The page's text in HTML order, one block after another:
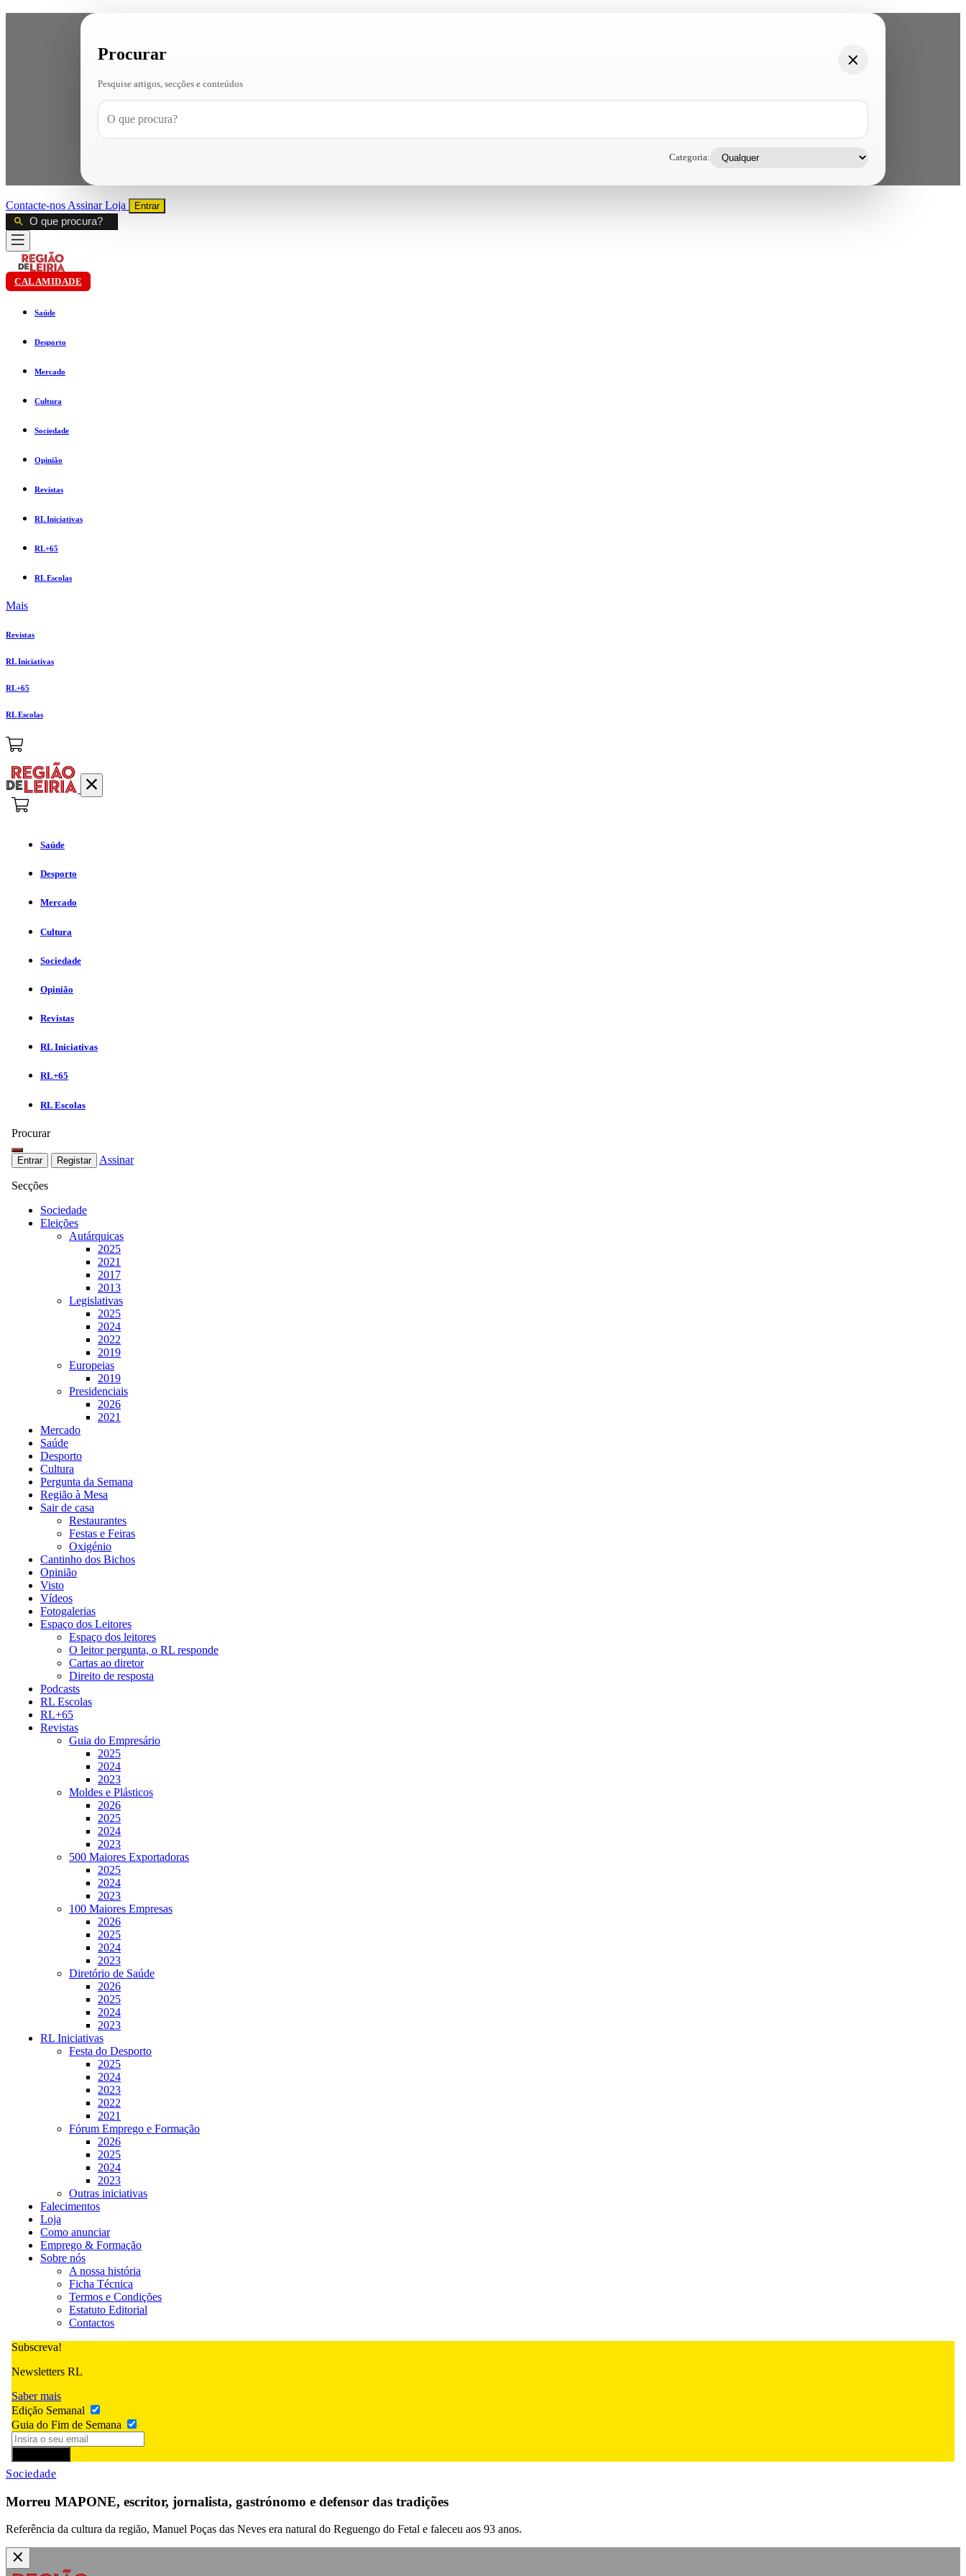
Procurar
Pesquise artigos, secções e conteúdos
Categoria:
Contacte-nos AssinarLoja Entrar
CALAMIDADE
Saúde
Desporto
Mercado
Cultura
Sociedade
Opinião
Revistas
RL Iniciativas
RL+65
RL Escolas
Mais
Revistas
RL Iniciativas
RL+65
RL Escolas
Saúde
Desporto
Mercado
Cultura
Sociedade
Opinião
Revistas
RL Iniciativas
RL+65
RL Escolas
Procurar
Entrar Registar Assinar
Secções
Sociedade
Eleições
Autárquicas
2025
2021
2017
2013
Legislativas
2025
2024
2022
2019
Europeias
2019
Presidenciais
2026
2021
Mercado
Saúde
Desporto
Cultura
Pergunta da Semana
Região à Mesa
Sair de casa
Restaurantes
Festas e Feiras
Oxigénio
Cantinho dos Bichos
Opinião
Visto
Vídeos
Fotogalerias
Espaço dos Leitores
Espaço dos leitores
O leitor pergunta, o RL responde
Cartas ao diretor
Direito de resposta
Podcasts
RL Escolas
RL+65
Revistas
Guia do Empresário
2025
2024
2023
Moldes e Plásticos
2026
2025
2024
2023
500 Maiores Exportadoras
2025
2024
2023
100 Maiores Empresas
2026
2025
2024
2023
Diretório de Saúde
2026
2025
2024
2023
RL Iniciativas
Festa do Desporto
2025
2024
2023
2022
2021
Fórum Emprego e Formação
2026
2025
2024
2023
Outras iniciativas
Falecimentos
Loja
Como anunciar
Emprego & Formação
Sobre nós
A nossa história
Ficha Técnica
Termos e Condições
Estatuto Editorial
Contactos
Subscreva!
Newsletters RL
Saber mais
Edição Semanal
Guia do Fim de Semana
Sociedade
Morreu MAPONE, escritor, jornalista, gastrónomo e defensor das tradições
Referência da cultura da região, Manuel Poças das Neves era natural do Reguengo do Fetal e faleceu aos 93 anos.